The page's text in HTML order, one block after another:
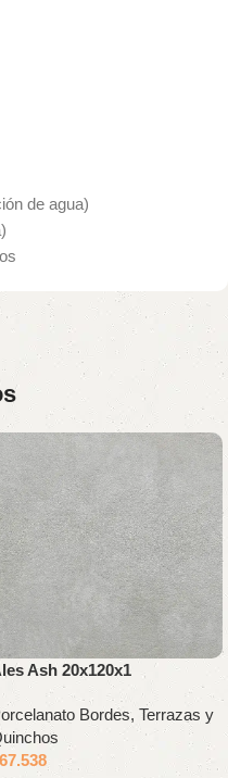
de agua)
Ash 20x120x1
Bordes, Terrazas y
67.538